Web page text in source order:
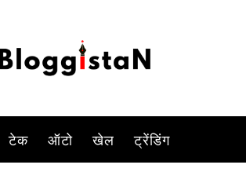
टेक ऑटो खेल ट्रेंडिंग